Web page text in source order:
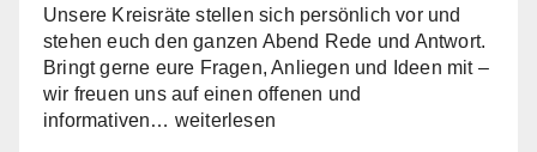
Unsere Kreisräte stellen sich persönlich vor und
stehen euch den ganzen Abend Rede und Antwort.
Bringt gerne eure Fragen, Anliegen und Ideen mit –
wir freuen uns auf einen offenen und
informativen… Infoabend:
weiterlesen